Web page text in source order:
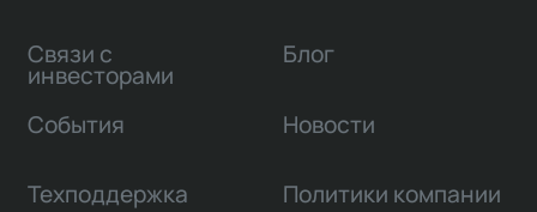
Связи с
инвесторами
Блог
События Новости
Техподдержка Политики компании